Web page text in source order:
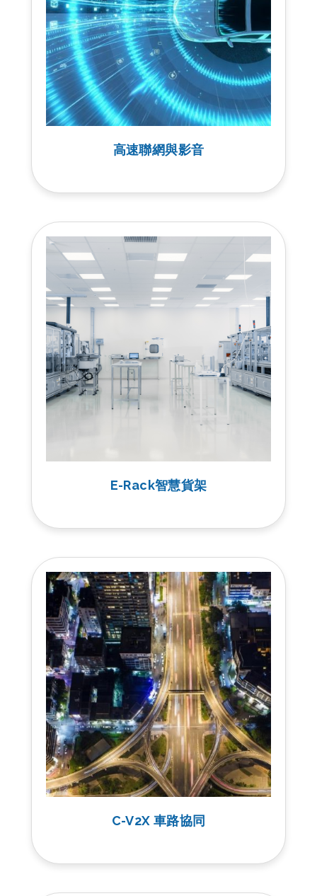
高速聯網與影音
E-Rack智慧貨架
C-V2X 車路協同